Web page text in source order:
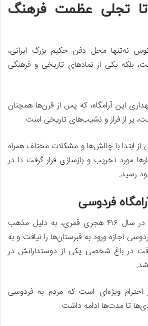
تجلی عظمت فرهنگ
نه‌تنها محل دفن حکیم بزرگ ایرانی،
بلکه یکی از نمادهای تاریخی و فرهنگی
این آرامگاه، که پس از قرن‌ها همچنان
پر از فراز و نشیب‌های تاریخی است.
از ابتدا با چالش‌ها و مشکلات مختلف همراه
مورد تخریب و بازسازی قرار گرفت تا در
رسید.
فردوسی
پس از مرگ فردوسی در سال ۴۱۶ هجری قمری، به دلیل مذهب
اجازه ورود به قبرستان‌ها را نیافت و به
در باغ شخصی یکی از دوستدارانش در
ویژه‌ای است که مردم به فردوسی
تا مدت‌ها ادامه داشت.